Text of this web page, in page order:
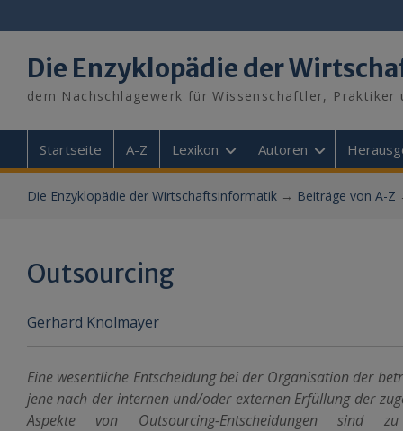
to
Die Enzyklopädie der
dem Nachschlagewerk für Wissenschaftler, Praktiker
Startseite A-Z Lexikon Autoren
Die Enzyklopädie der Wirtschaftsinformatik→ Beiträge von A-Z
Outsourcing
Gerhard Knolmayer
Eine wesentliche Entscheidung bei der Organisation der
jene nach der internen und/oder externen Erfüllung der
Aspekte von Outsourcing-Entscheidungen